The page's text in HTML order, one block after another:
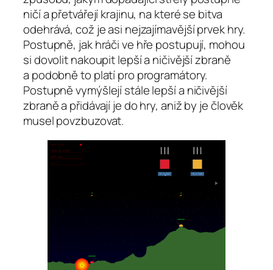
ničí a přetvářejí krajinu, na které se bitva
odehrává, což je asi nejzajímavější prvek hry.
Postupně, jak hráči ve hře postupují, mohou
si dovolit nakoupit lepší a ničivější zbraně
a podobně to platí pro programátory.
Postupně vymýšlejí stále lepší a ničivější
zbraně a přidávají je do hry, aniž by je člověk
musel povzbuzovat.